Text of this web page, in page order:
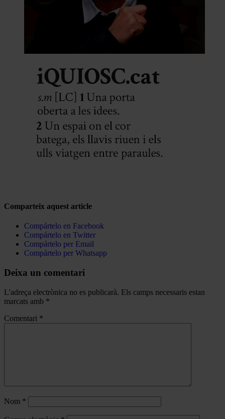
Comparteix aquest article
Compártelo en Facebook
Compártelo en Twitter
Compártelo per Email
Compártelo per Whatsapp
Deixa un comentari
L'adreça electrònica no es publicarà. Els camps necessaris estan
marcats amb *
Comentari *
Nom *